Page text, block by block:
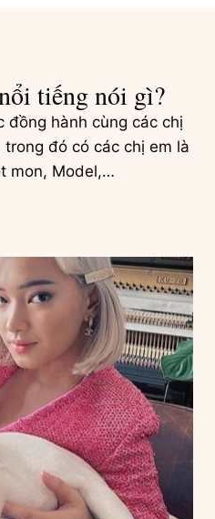
tiếng nói gì?
đồng hành cùng các chị
đó có các chị em là
mon, Model,…